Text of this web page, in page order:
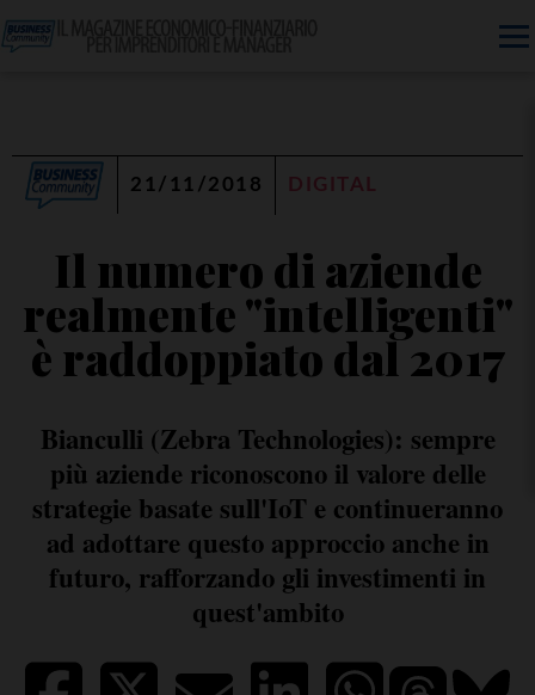
21/11/2018 DIGITAL
Il numero di aziende
realmente "intelligenti"
è raddoppiato dal 2017
Bianculli (Zebra Technologies): sempre
più aziende riconoscono il valore delle
strategie basate sull'IoT e continueranno
ad adottare questo approccio anche in
futuro, rafforzando gli investimenti in
quest'ambito